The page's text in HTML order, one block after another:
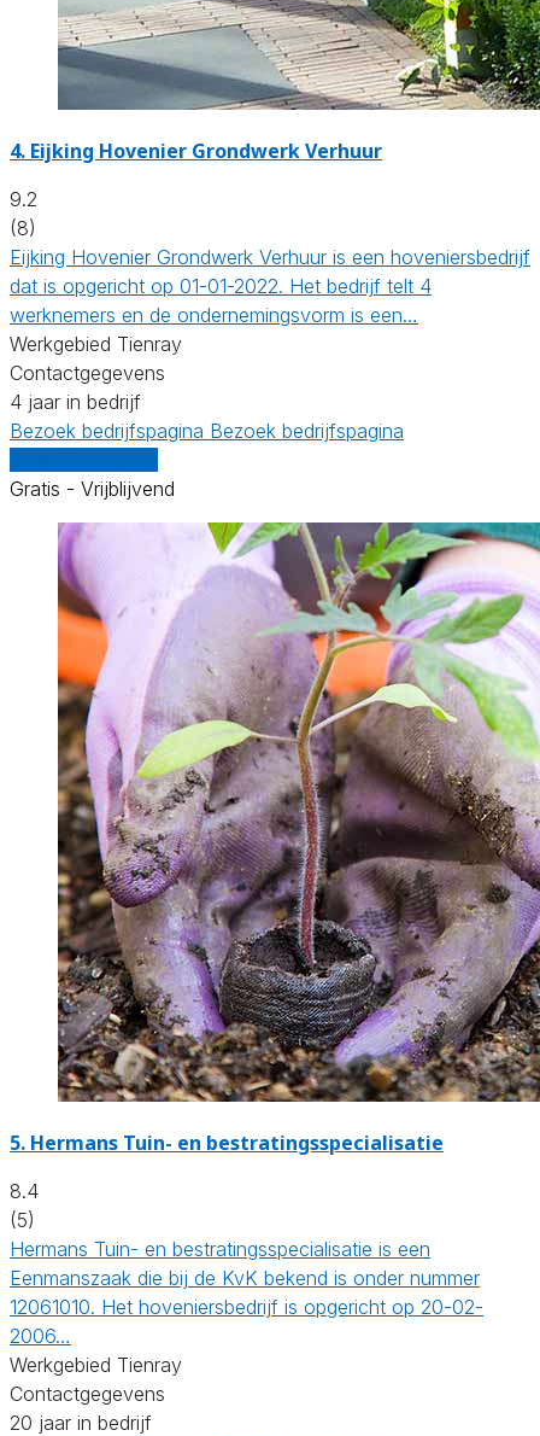
4. Eijking Hovenier Grondwerk Verhuur
9.2
(8)
Eijking Hovenier Grondwerk Verhuur is een hoveniersbedrijf
dat is opgericht op 01-01-2022. Het bedrijf telt 4
werknemers en de ondernemingsvorm is een…
Werkgebied Tienray
Contactgegevens
4 jaar in bedrijf
Bezoek bedrijfspagina Bezoek bedrijfspagina
Gratis - Vrijblijvend
5. Hermans Tuin- en bestratingsspecialisatie
8.4
(5)
Hermans Tuin- en bestratingsspecialisatie is een
Eenmanszaak die bij de KvK bekend is onder nummer
12061010. Het hoveniersbedrijf is opgericht op 20-02-
2006…
Werkgebied Tienray
Contactgegevens
20 jaar in bedrijf